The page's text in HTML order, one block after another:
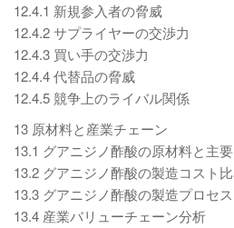
12.4.1 新規参入者の脅威
12.4.2 サプライヤーの交渉力
12.4.3 買い手の交渉力
12.4.4 代替品の脅威
12.4.5 競争上のライバル関係
13 原材料と産業チェーン
13.1 グアニジノ酢酸の原材料と主
13.2 グアニジノ酢酸の製造コスト
13.3 グアニジノ酢酸の製造プロセス
13.4 産業バリューチェーン分析